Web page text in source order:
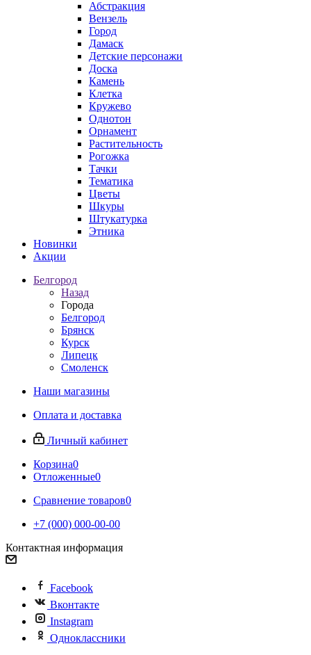
Абстракция
Вензель
Город
Дамаск
Детские персонажи
Доска
Камень
Клетка
Кружево
Однотон
Орнамент
Растительность
Рогожка
Тачки
Тематика
Цветы
Шкуры
Штукатурка
Этника
Новинки
Акции
Белгород
Назад
Города
Белгород
Брянск
Курск
Липецк
Смоленск
Наши магазины
Оплата и доставка
Личный кабинет
Корзина0
Отложенные0
Сравнение товаров0
+7 (000) 000-00-00
Контактная информация
Facebook
Вконтакте
Instagram
Одноклассники